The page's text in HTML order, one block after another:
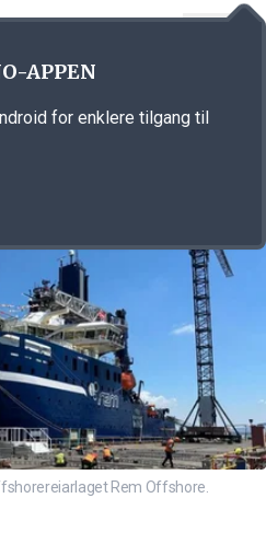
Rem Offshore.
APPEN
for enklere tilgang til